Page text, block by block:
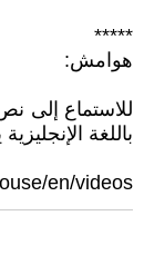
*****
هوامش:
للاستماع إلى
باللغة
en/videos